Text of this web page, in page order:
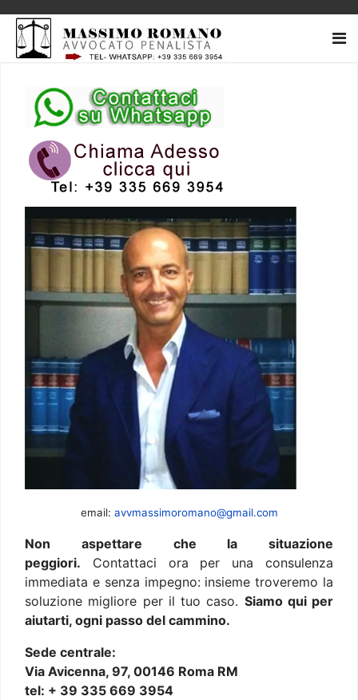
email: avvmassimoromano@gmail.com
Non aspettare che la situazione
peggiori. Contattaci ora per una consulenza
immediata e senza impegno: insieme troveremo la
soluzione migliore per il tuo caso. Siamo qui per
aiutarti, ogni passo del cammino.
Sede centrale:
Via Avicenna, 97, 00146 Roma RM
tel: + 39 335 669 3954